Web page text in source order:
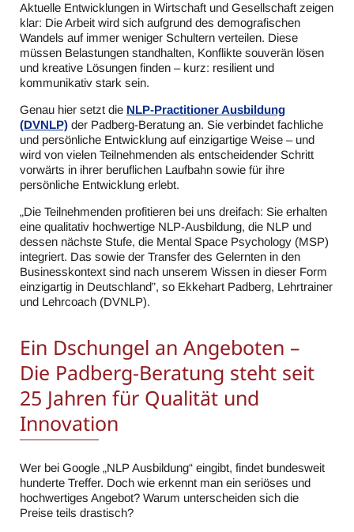
Aktuelle Entwicklungen in Wirtschaft und Gesellschaft zeigen
klar: Die Arbeit wird sich aufgrund des demografischen
Wandels auf immer weniger Schultern verteilen. Diese
müssen Belastungen standhalten, Konflikte souverän lösen
und kreative Lösungen finden – kurz: resilient und
kommunikativ stark sein.
Genau hier setzt die NLP-Practitioner Ausbildung
(DVNLP) der Padberg-Beratung an. Sie verbindet fachliche
und persönliche Entwicklung auf einzigartige Weise – und
wird von vielen Teilnehmenden als entscheidender Schritt
vorwärts in ihrer beruflichen Laufbahn sowie für ihre
persönliche Entwicklung erlebt.
„Die Teilnehmenden profitieren bei uns dreifach: Sie erhalten
eine qualitativ hochwertige NLP-Ausbildung, die NLP und
dessen nächste Stufe, die Mental Space Psychology (MSP)
integriert. Das sowie der Transfer des Gelernten in den
Businesskontext sind nach unserem Wissen in dieser Form
einzigartig in Deutschland”, so Ekkehart Padberg, Lehrtrainer
und Lehrcoach (DVNLP).
Ein Dschungel an Angeboten –
Die Padberg-Beratung steht seit
25 Jahren für Qualität und
Innovation
Wer bei Google „NLP Ausbildung“ eingibt, findet bundesweit
hunderte Treffer. Doch wie erkennt man ein seriöses und
hochwertiges Angebot? Warum unterscheiden sich die
Preise teils drastisch?